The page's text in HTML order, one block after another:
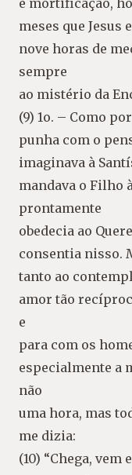
e mortificação,
meses que Jesus
nove horas de
sempre
ao mistério da
(9) 1o. – Como
punha com o
imaginava à
mandava o Filho
prontamente
obedecia ao
consentia nisso.
tanto ao
amor tão
e
para com os
especialmente a
não
uma hora, mas
me dizia:
(10) “Chega,